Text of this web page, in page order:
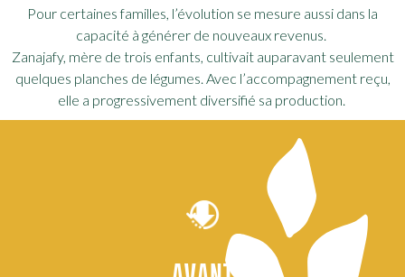
Pour certaines familles, l’évolution se mesure aussi dans la
capacité à générer de nouveaux revenus.
Zanajafy, mère de trois enfants, cultivait auparavant seulement
quelques planches de légumes. Avec l’accompagnement reçu,
elle a progressivement diversifié sa production.